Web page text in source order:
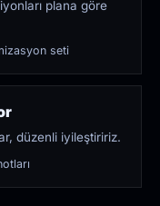
plana göre
seti
düzenli iyileştiririz.